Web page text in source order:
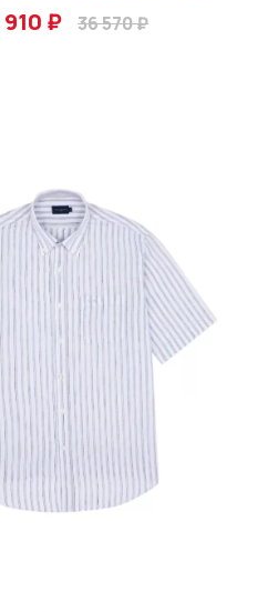
910 ₽
36 570 ₽